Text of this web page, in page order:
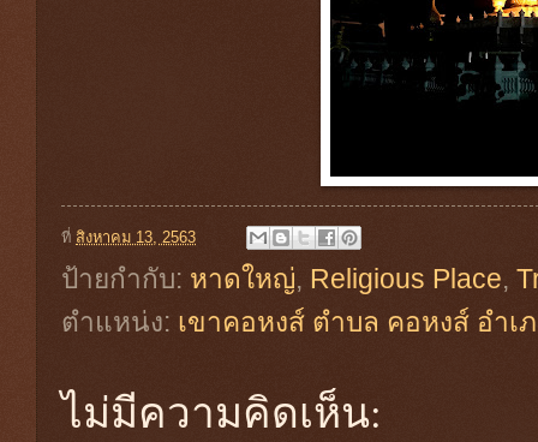
ที่ สิงหาคม 13, 2563
ป้ายกำกับ: หาดใหญ่, Religious Place,
ตำแหน่ง: เขาคอหงส์ ตำบล คอหงส์ อำเ
ไม่มีความคิดเห็น: